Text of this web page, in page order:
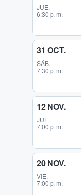
JUE.
6:30 p. m.
31 OCT.
SÁB.
7:30 p. m.
12 NOV.
JUE.
7:00 p. m.
20 NOV.
VIE.
7:00 p. m.